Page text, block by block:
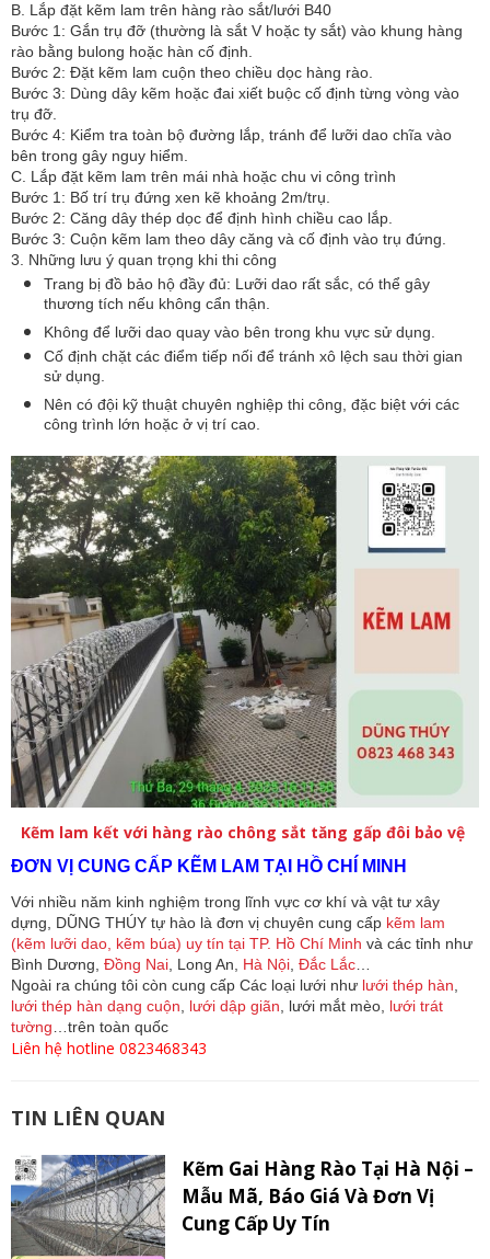
B. Lắp đặt kẽm lam trên hàng rào sắt/lưới B40
Bước 1: Gắn trụ đỡ (thường là sắt V hoặc ty sắt) vào khung hàng
rào bằng bulong hoặc hàn cố định.
Bước 2: Đặt kẽm lam cuộn theo chiều dọc hàng rào.
Bước 3: Dùng dây kẽm hoặc đai xiết buộc cố định từng vòng vào
trụ đỡ.
Bước 4: Kiểm tra toàn bộ đường lắp, tránh để lưỡi dao chĩa vào
bên trong gây nguy hiểm.
C. Lắp đặt kẽm lam trên mái nhà hoặc chu vi công trình
Bước 1: Bố trí trụ đứng xen kẽ khoảng 2m/trụ.
Bước 2: Căng dây thép dọc để định hình chiều cao lắp.
Bước 3: Cuộn kẽm lam theo dây căng và cố định vào trụ đứng.
3. Những lưu ý quan trọng khi thi công
Trang bị đồ bảo hộ đầy đủ: Lưỡi dao rất sắc, có thể gây
thương tích nếu không cẩn thận.
Không để lưỡi dao quay vào bên trong khu vực sử dụng.
Cố định chặt các điểm tiếp nối để tránh xô lệch sau thời gian
sử dụng.
Nên có đội kỹ thuật chuyên nghiệp thi công, đặc biệt với các
công trình lớn hoặc ở vị trí cao.
Kẽm lam kết với hàng rào chông sắt tăng gấp đôi bảo vệ
ĐƠN VỊ CUNG CẤP KẼM LAM TẠI HỒ CHÍ MINH
Với nhiều năm kinh nghiệm trong lĩnh vực cơ khí và vật tư xây
dựng, DŨNG THÚY tự hào là đơn vị chuyên cung cấp kẽm lam
(kẽm lưỡi dao, kẽm búa) uy tín tại TP. Hồ Chí Minh và các tỉnh như
Bình Dương, Đồng Nai , Long An, Hà Nội Đắc Lắc
Ngoài ra chúng tôi còn cung cấp Các loại lưới như lưới thép hàn
lưới thép hàn dạng cuộn
lưới dập giãn , lưới mắt mèo, lưới trát
tường …trên toàn quốc
Liên hệ hotline 0823468343
TIN LIÊN QUAN
Kẽm Gai Hàng Rào Tại Hà Nội –
Mẫu Mã, Báo Giá Và Đơn Vị
Cung Cấp Uy Tín